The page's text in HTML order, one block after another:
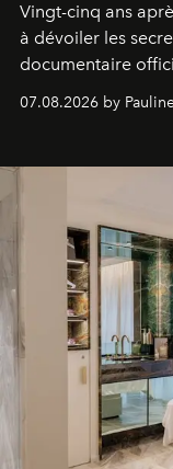
Vingt-cinq ans
à dévoiler les
documentaire
inédites et
générationnel.
07.08.2026 by